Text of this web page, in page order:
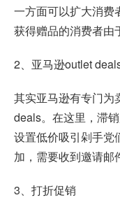
一方面可以扩大消费
获得赠品的消费者由
2、亚马逊outlet
其实亚马逊有专门为
deals。在这里，滞
设置低价吸引剁手党
加，需要收到邀请邮
3、打折促销